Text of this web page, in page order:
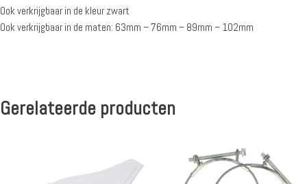
Ook verkrijgbaar in de kleur zwart
Ook verkrijgbaar in de maten: 63mm – 76mm – 89mm – 102mm
Gerelateerde producten